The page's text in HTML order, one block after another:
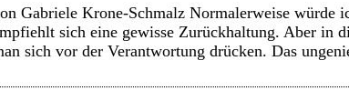
Gabriele Krone-Schmalz Normalerweise würde
sich eine gewisse Zurückhaltung. Aber in
sich vor der Verantwortung drücken. Das